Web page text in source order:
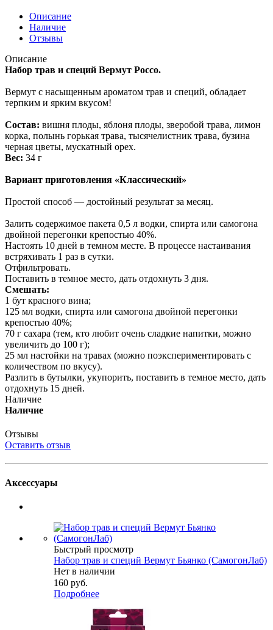
Описание
Наличие
Отзывы
Описание
Набор трав и специй Вермут Россо.
Вермут с насыщенным ароматом трав и специй, обладает
терпким и ярким вкусом!
Состав: вишня плоды, яблоня плоды, зверобой трава, лимон
корка, полынь горькая трава, тысячелистник трава, бузина
черная цветы, мускатный орех.
Вес: 34 г
Вариант приготовления «Классический»
Простой способ — достойный результат за месяц.
Залить содержимое пакета 0,5 л водки, спирта или самогона
двойной перегонки крепостью 40%.
Настоять 10 дней в темном месте. В процессе настаивания
встряхивать 1 раз в сутки.
Отфильтровать.
Поставить в темное место, дать отдохнуть 3 дня.
Смешать:
1 бут красного вина;
125 мл водки, спирта или самогона двойной перегонки
крепостью 40%;
70 г сахара (тем, кто любит очень сладкие напитки, можно
увеличить до 100 г);
25 мл настойки на травах (можно поэкспериментировать с
количеством по вкусу).
Разлить в бутылки, укупорить, поставить в темное место, дать
отдохнуть 15 дней.
Наличие
Наличие
Отзывы
Оставить отзыв
Аксессуары
Быстрый просмотр
Набор трав и специй Вермут Бьянко (СамогонЛаб)
Нет в наличии
160 руб.
Подробнее